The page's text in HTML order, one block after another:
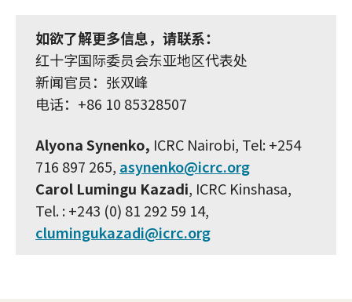
如欲了解更多信息，请联系：
红十字国际委员会东亚地区代表处
新闻官员：张双峰
电话：+86 10 85328507
Alyona Synenko, ICRC Nairobi, Tel: +254
716 897 265, asynenko@icrc.org
Carol Lumingu Kazadi, ICRC Kinshasa,
Tel. : +243 (0) 81 292 59 14,
clumingukazadi@icrc.org